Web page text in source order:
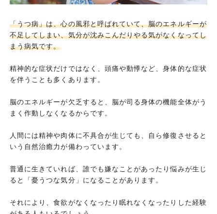
「うつ病」は、心の風邪と呼ばれていて、脳のエネルギーが
不足してしまい、気分が沈みこんだりやる気がなくなってし
まう病気です。
精神的な症状だけではなく、頭痛や動悸など、身体的な症状
を伴うことも多くあります。
脳のエネルギーが欠乏すると、脳が司る身体の機能全体がう
まく作動しなくなるからです。
人間には精神や肉体に不具合が生じても、自ら修復させると
いう自然治癒力が備わっています。
普通に生きていれば、誰でも嫌なことがあったり悩みが生じ
ると「憂うつな気分」になることがあります。
それにより、食欲がなくなったり眠れなくなったりした経験